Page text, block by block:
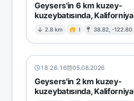
Geysers'in 6 km kuzey-
kuzeybatısında, Kaliforniya
2.8 km I 38.82, -122.80
18:26:16 05.08.2026
Geysers'in 2 km kuzey-
kuzeybatısında, Kaliforniya